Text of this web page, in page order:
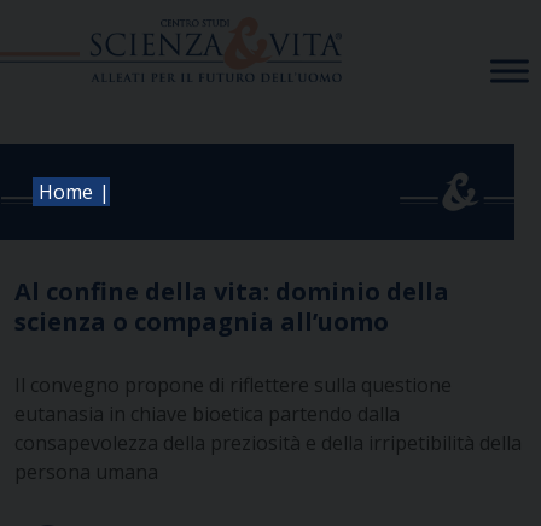
Home |
Al confine della vita: dominio della
scienza o compagnia all’uomo
Il convegno propone di riflettere sulla questione
eutanasia in chiave bioetica partendo dalla
consapevolezza della preziosità e della irripetibilità della
persona umana